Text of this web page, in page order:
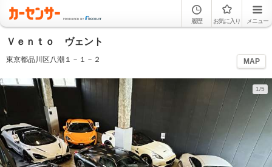
履歴 お気に入り メニュー
Ｖｅｎｔｏ ヴェント
東京都品川区八潮１－１－２ MAP
1/5